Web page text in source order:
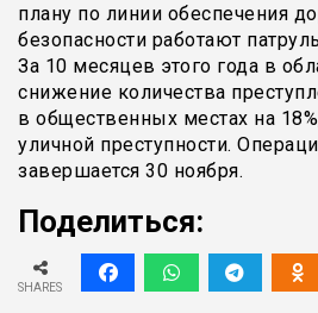
плану по линии обеспечения
безопасности работают
За 10 месяцев этого года в
снижение количества
в общественных местах на
уличной преступности.
завершается 30 ноября.
Поделиться:
SHARES